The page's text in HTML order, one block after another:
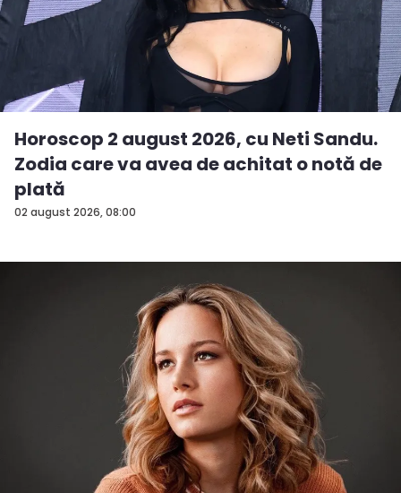
02 august 2026, 08:00
Horoscop 2 august 2026, cu Neti Sandu.
Zodia care va avea de achitat o notă de
plată